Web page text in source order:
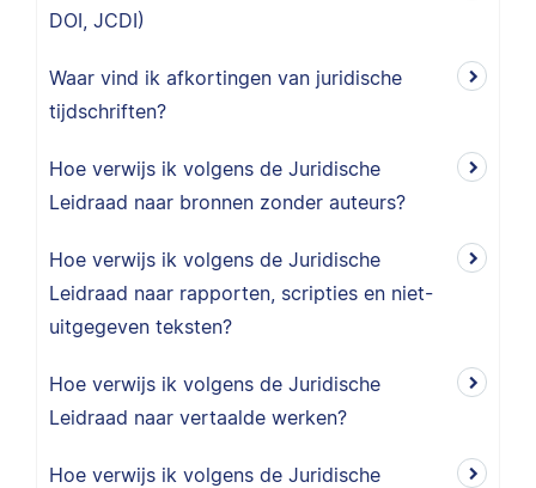
DOI, JCDI)
Waar vind ik afkortingen van juridische
tijdschriften?
Hoe verwijs ik volgens de Juridische
Leidraad naar bronnen zonder auteurs?
Hoe verwijs ik volgens de Juridische
Leidraad naar rapporten, scripties en niet-
uitgegeven teksten?
Hoe verwijs ik volgens de Juridische
Leidraad naar vertaalde werken?
Hoe verwijs ik volgens de Juridische